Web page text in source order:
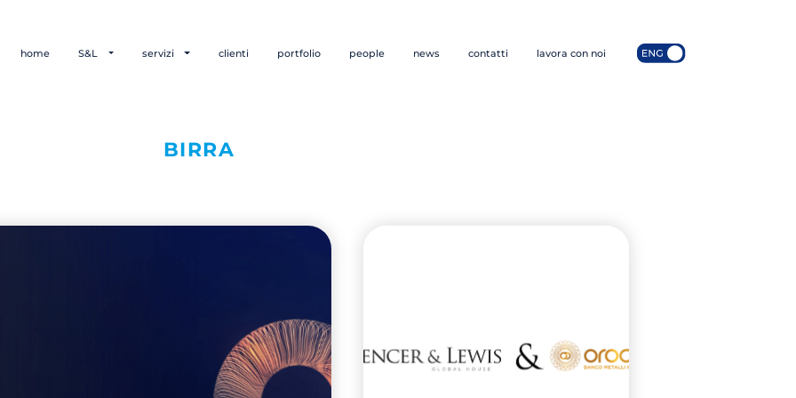
home S&L servizi clienti portfolio people news contatti lavora con noi
BIRRA